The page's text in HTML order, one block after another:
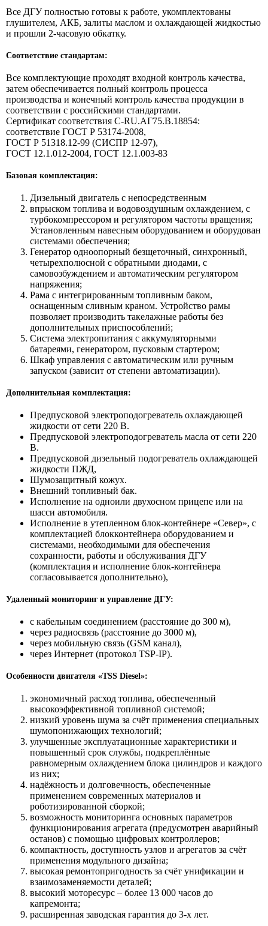
Все ДГУ полностью готовы к работе, укомплектованы
глушителем, АКБ, залиты маслом и охлаждающей жидкостью
и прошли 2-часовую обкатку.
Соответствие стандартам:
Все комплектующие проходят входной контроль качества,
затем обеспечивается полный контроль процесса
производства и конечный контроль качества продукции в
соответствии с российскими стандартами.
Сертификат соответствия C-RU.АГ75.B.18854:
соответствие ГОСТ Р 53174-2008,
ГОСТ Р 51318.12-99 (СИСПР 12-97),
ГОСТ 12.1.012-2004, ГОСТ 12.1.003-83
Базовая комплектация:
Дизельный двигатель с непосредственным
впрыском топлива и водовоздушным охлаждением, с
турбокомпрессором и регулятором частоты вращения;
Установленным навесным оборудованием и оборудован
системами обеспечения;
Генератор одноопорный безщеточный, синхронный,
четырехполюсной с обратными диодами, с
самовозбуждением и автоматическим регулятором
напряжения;
Рама с интегрированным топливным баком,
оснащенным сливным краном. Устройство рамы
позволяет производить такелажные работы без
дополнительных приспособлений;
Система электропитания с аккумуляторными
батареями, генератором, пусковым стартером;
Шкаф управления с автоматическим или ручным
запуском (зависит от степени автоматизации).
Дополнительная комплектация:
Предпусковой электроподогреватель охлаждающей
жидкости от сети 220 В.
Предпусковой электроподогреватель масла от сети 220
В.
Предпусковой дизельный подогреватель охлаждающей
жидкости ПЖД,
Шумозащитный кожух.
Внешний топливный бак.
Исполнение на одноили двухосном прицепе или на
шасси автомобиля.
Исполнение в утепленном блок-контейнере «Север», с
комплектацией блокконтейнера оборудованием и
системами, необходимыми для обеспечения
сохранности, работы и обслуживания ДГУ
(комплектация и исполнение блок-контейнера
согласовывается дополнительно),
Удаленный мониторинг и управление ДГУ:
с кабельным соединением (расстояние до 300 м),
через радиосвязь (расстояние до 3000 м),
через мобильную связь (GSM канал),
через Интернет (протокол TSP-IP).
Особенности двигателя «TSS Diesel»:
экономичный расход топлива, обеспеченный
высокоэффективной топливной системой;
низкий уровень шума за счёт применения специальных
шумопонижающих технологий;
улучшенные эксплуатационные характеристики и
повышенный срок службы, подкреплённые
равномерным охлаждением блока цилиндров и каждого
из них;
надёжность и долговечность, обеспеченные
применением современных материалов и
роботизированной сборкой;
возможность мониторинга основных параметров
функционирования агрегата (предусмотрен аварийный
останов) с помощью цифровых контроллеров;
компактность, доступность узлов и агрегатов за счёт
применения модульного дизайна;
высокая ремонтопригодность за счёт унификации и
взаимозаменяемости деталей;
высокий моторесурс – более 13 000 часов до
капремонта;
расширенная заводская гарантия до 3-х лет.